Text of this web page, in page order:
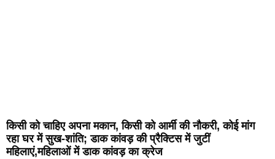
किसी को चाहिए अपना मकान, किसी को आर्मी की नौकरी, कोई मांग
रहा घर में सुख-शांति; डाक कांवड़ की प्रैक्टिस में जुटीं
महिलाएं,महिलाओं में डाक कांवड़ का क्रेज